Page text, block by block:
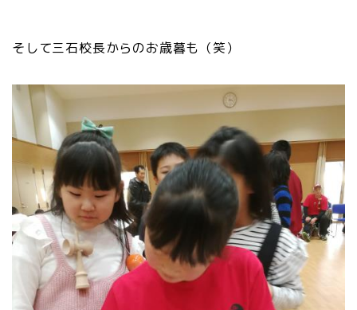
そして三石校長からのお歳暮も（笑）